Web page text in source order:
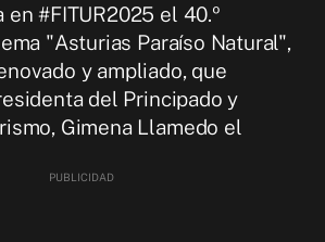
#FITUR2025 el 40.º
"Asturias Paraíso Natural",
y ampliado, que
del Principado y
Gimena Llamedo el